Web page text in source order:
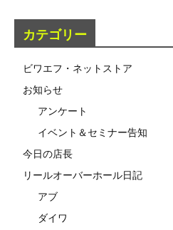
カテゴリー
ビワエフ・ネットストア
お知らせ
アンケート
イベント＆セミナー告知
今日の店長
リールオーバーホール日記
アブ
ダイワ